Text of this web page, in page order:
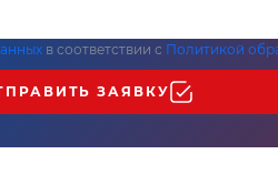
в соответствии с Политикой
ЗАЯВКУ